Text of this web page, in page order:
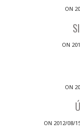
ON
ON
ON
ON 2012/08/